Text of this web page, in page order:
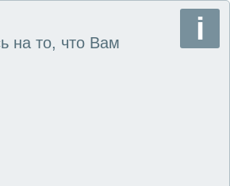
на то, что Вам